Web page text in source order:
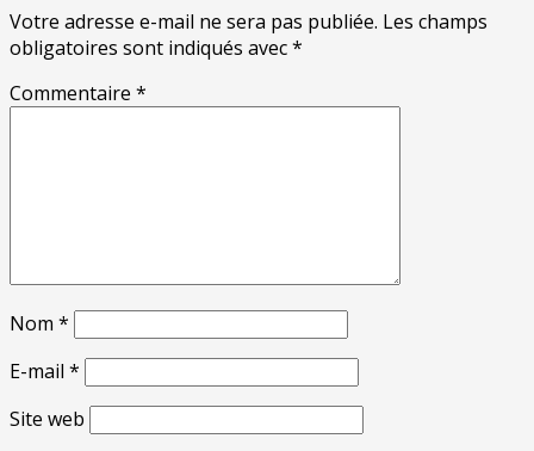
Votre adresse e-mail ne sera pas publiée. Les champs
obligatoires sont indiqués avec*
Commentaire *
Nom *
E-mail *
Site web